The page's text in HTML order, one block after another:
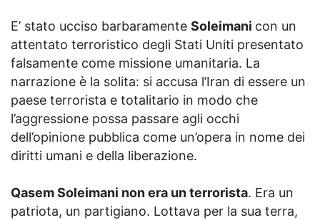
E’ stato ucciso barbaramente Soleimani con un
attentato terroristico degli Stati Uniti presentato
falsamente come missione umanitaria. La
narrazione è la solita: si accusa l’Iran di essere un
paese terrorista e totalitario in modo che
l’aggressione possa passare agli occhi
dell’opinione pubblica come un’opera in nome dei
diritti umani e della liberazione.
Qasem Soleimani non era un terrorista. Era un
patriota, un partigiano. Lottava per la sua terra,